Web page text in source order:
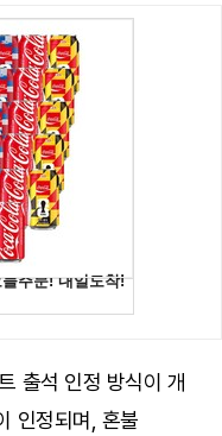
출석 인정 방식이 개
인정되며, 혼불